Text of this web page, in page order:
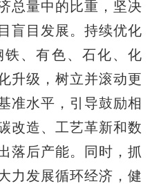
总量中的比重，坚决
盲目发展。持续优化
、有色、石化、化
升级，树立并滚动更
准水平，引导鼓励相
改造、工艺革新和数
落后产能。同时，抓
力发展循环经济，健